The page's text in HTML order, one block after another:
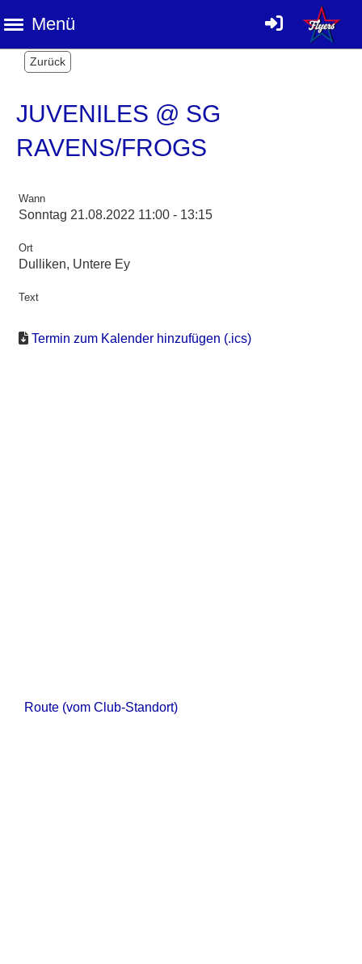
Menü
Zurück
JUVENILES @ SG
RAVENS/FROGS
Wann
Sonntag 21.08.2022 11:00 - 13:15
Ort
Dulliken, Untere Ey
Text
Termin zum Kalender hinzufügen (.ics)
Route (vom Club-Standort)